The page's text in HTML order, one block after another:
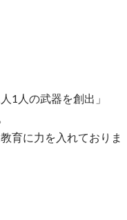
1人の武器を創出」
育に力を入れておりま